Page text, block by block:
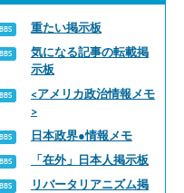
重たい掲示板
気になる記事の転載掲
示板
<アメリカ政治情報メモ
>
日本政界●情報メモ
「在外」日本人掲示板
リバータリアニズム掲